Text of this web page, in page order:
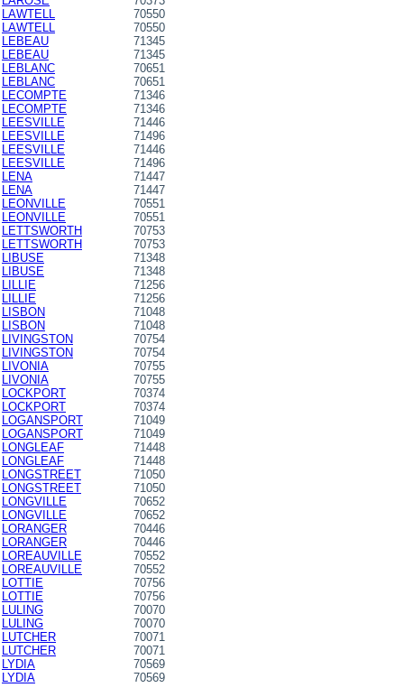
LAWTELL
70550
LAWTELL
70550
LEBEAU
71345
LEBEAU
71345
LEBLANC
70651
LEBLANC
70651
LECOMPTE
71346
LECOMPTE
71346
LEESVILLE
71446
LEESVILLE
71496
LEESVILLE
71446
LEESVILLE
71496
LENA
71447
LENA
71447
LEONVILLE
70551
LEONVILLE
70551
LETTSWORTH
70753
LETTSWORTH
70753
LIBUSE
71348
LIBUSE
71348
LILLIE
71256
LILLIE
71256
LISBON
71048
LISBON
71048
LIVINGSTON
70754
LIVINGSTON
70754
LIVONIA
70755
LIVONIA
70755
LOCKPORT
70374
LOCKPORT
70374
LOGANSPORT
71049
LOGANSPORT
71049
LONGLEAF
71448
LONGLEAF
71448
LONGSTREET
71050
LONGSTREET
71050
LONGVILLE
70652
LONGVILLE
70652
LORANGER
70446
LORANGER
70446
LOREAUVILLE
70552
LOREAUVILLE
70552
LOTTIE
70756
LOTTIE
70756
LULING
70070
LULING
70070
LUTCHER
70071
LUTCHER
70071
LYDIA
70569
LYDIA
70569